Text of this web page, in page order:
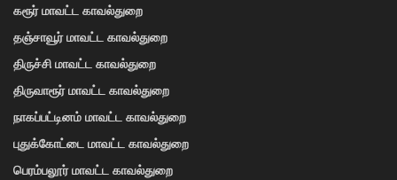
கரூர் மாவட்ட காவல்துறை
தஞ்சாவூர் மாவட்ட காவல்துறை
திருச்சி மாவட்ட காவல்துறை
திருவாரூர் மாவட்ட காவல்துறை
நாகப்பட்டினம் மாவட்ட காவல்துறை
புதுக்கோட்டை மாவட்ட காவல்துறை
பெரம்பலூர் மாவட்ட காவல்துறை